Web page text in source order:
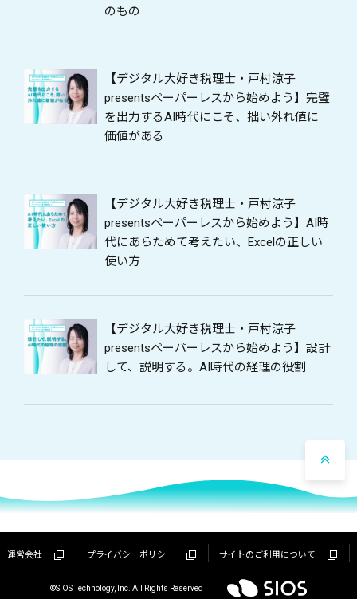
のもの
【デジタル大好き税理士・戸村涼子
presentsペーパーレスから始めよう】完璧
を出力するAI時代にこそ、拙い外れ値に
価値がある
【デジタル大好き税理士・戸村涼子
presentsペーパーレスから始めよう】AI時
代にあらためて考えたい、Excelの正しい
使い方
【デジタル大好き税理士・戸村涼子
presentsペーパーレスから始めよう】設計
して、説明する。AI時代の経理の役割
運営会社 プライバシーポリシー サイトのご利用について
©SIOS Technology, Inc. All Rights Reserved